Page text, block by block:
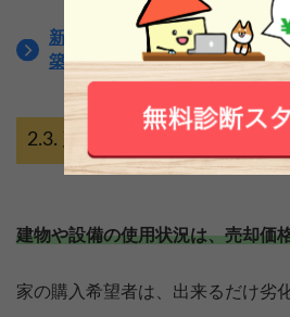
新築はすぐに売却するべき
築を売るコツを紹介
建物や設備の使用状況は、売却価
家の購入希望者は、出来るだけ劣